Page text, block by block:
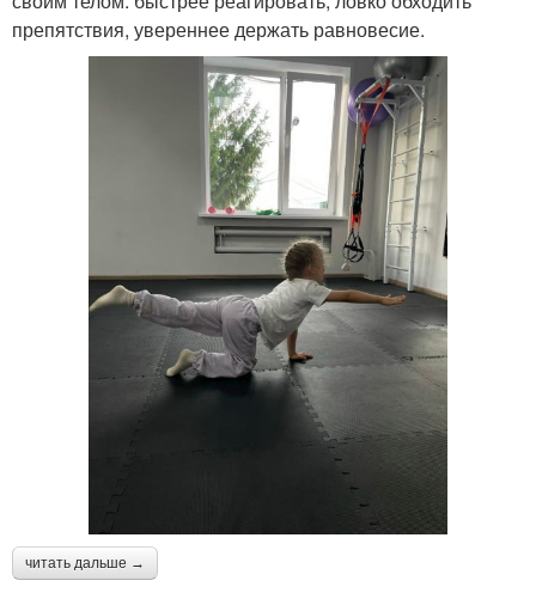
препятствия, увереннее держать равновесие.
читать дальше →